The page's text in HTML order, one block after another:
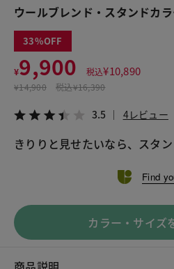
ウールブレンド・スタンドカ
33
¥9,900 税込¥10,890
¥14,900 税込¥16,390
3.5 4レビュー
Find
カラー・サイズ
ウールブレンド・スタ
LINE X